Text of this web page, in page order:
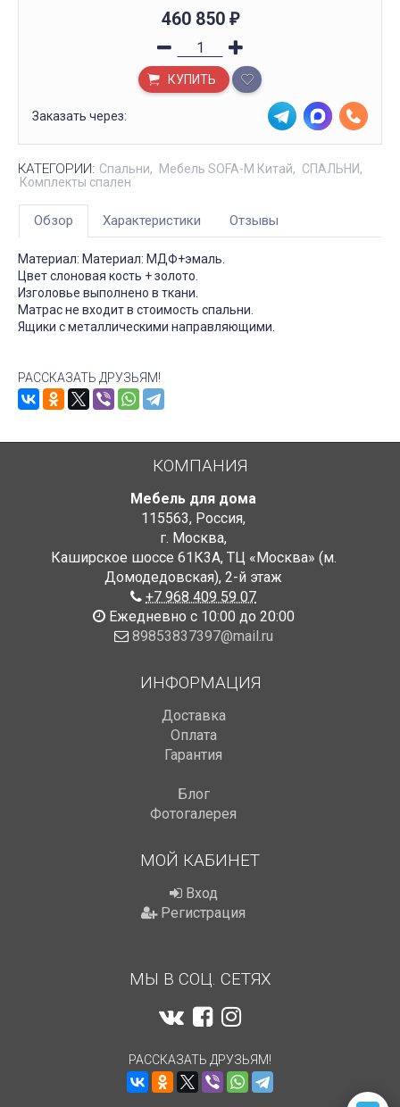
460 850 ₽
КУПИТЬ
Заказать через:
КАТЕГОРИИ: Спальни Мебель SOFA-M Китай
СПАЛЬНИ
Комплекты спален
Обзор Характеристики Отзывы
Материал: Материал: МДФ+эмаль.
Цвет слоновая кость + золото.
Изголовье выполнено в ткани.
Матрас не входит в стоимость спальни.
Ящики с металлическими направляющими.
РАССКАЗАТЬ ДРУЗЬЯМ!
КОМПАНИЯ
Мебель для дома
115563, Россия,
г. Москва,
Каширское шоссе 61К3А, ТЦ «Москва» (м.
Домодедовская), 2-й этаж
+7 968 409 59 07
Ежедневно с 10:00 до 20:00
89853837397@mail.ru
ИНФОРМАЦИЯ
Доставка
Оплата
Гарантия
Блог
Фотогалерея
МОЙ КАБИНЕТ
Вход
Регистрация
МЫ В СОЦ. СЕТЯХ
РАССКАЗАТЬ ДРУЗЬЯМ!